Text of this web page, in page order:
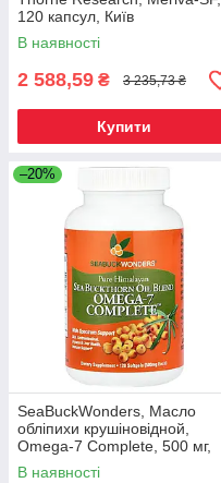
120 капсул, Київ
В наявності
2 588,59 ₴ 3 235,73 ₴
Купити
–20%
SeaBuckWonders, Масло
обліпихи крушіновідной,
Omega-7 Complete, 500 мг,
120 м'яких капсул, Київ
В наявності